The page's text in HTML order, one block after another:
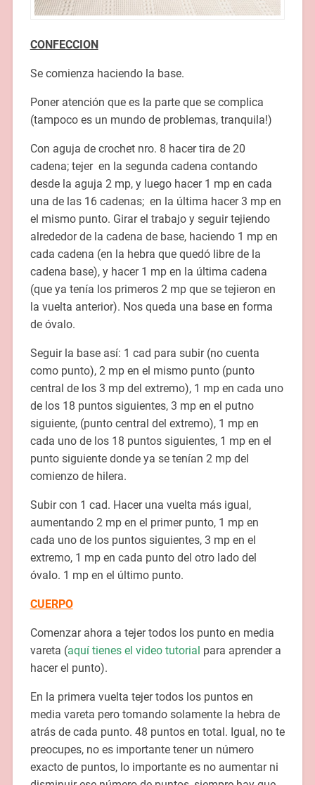
CONFECCION
Se comienza haciendo la base.
Poner atención que es la parte que se complica
(tampoco es un mundo de problemas, tranquila!)
Con aguja de crochet nro. 8 hacer tira de 20
cadena; tejer en la segunda cadena contando
desde la aguja 2 mp, y luego hacer 1 mp en cada
una de las 16 cadenas; en la última hacer 3 mp en
el mismo punto. Girar el trabajo y seguir tejiendo
alrededor de la cadena de base, haciendo 1 mp en
cada cadena (en la hebra que quedó libre de la
cadena base), y hacer 1 mp en la última cadena
(que ya tenía los primeros 2 mp que se tejieron en
la vuelta anterior). Nos queda una base en forma
de óvalo.
Seguir la base así: 1 cad para subir (no cuenta
como punto), 2 mp en el mismo punto (punto
central de los 3 mp del extremo), 1 mp en cada uno
de los 18 puntos siguientes, 3 mp en el putno
siguiente, (punto central del extremo), 1 mp en
cada uno de los 18 puntos siguientes, 1 mp en el
punto siguiente donde ya se tenían 2 mp del
comienzo de hilera.
Subir con 1 cad. Hacer una vuelta más igual,
aumentando 2 mp en el primer punto, 1 mp en
cada uno de los puntos siguientes, 3 mp en el
extremo, 1 mp en cada punto del otro lado del
óvalo. 1 mp en el último punto.
CUERPO
Comenzar ahora a tejer todos los punto en media
vareta (aquí tienes el video tutorial para aprender a
hacer el punto).
En la primera vuelta tejer todos los puntos en
media vareta pero tomando solamente la hebra de
atrás de cada punto. 48 puntos en total. Igual, no te
preocupes, no es importante tener un número
exacto de puntos, lo importante es no aumentar ni